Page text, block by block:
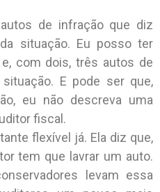
de infração que diz
situação. Eu posso ter
com dois, três autos de
E pode ser que,
eu não descreva uma
fiscal.
flexível já. Ela diz que,
tem que lavrar um auto.
levam essa